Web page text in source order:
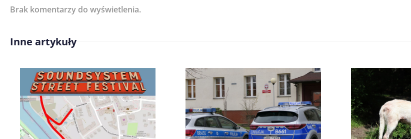
Imię/ Nick*
Brak komentarzy do wyświetlenia.
Inne artykuły